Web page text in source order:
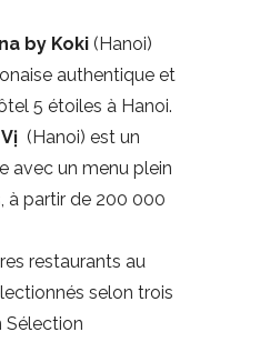
by Koki (Hanoi)
authentique et
5 étoiles à Hanoi.
(Hanoi) est un
avec un menu plein
à partir de 200 000
restaurants au
selon trois
Sélection